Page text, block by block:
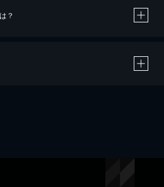
ットカード決済による作品の購入 / レンタルです。
品の購入 / レンタルは、20％のポイント還元です。
？